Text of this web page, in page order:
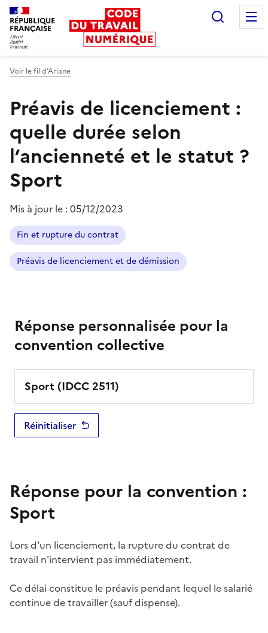
RÉPUBLIQUE
FRANÇAISE
Voir le fil d’Ariane
Préavis de licenciement :
quelle durée selon
l’ancienneté et le statut ?
Sport
Mis à jour le : 05/12/2023
Fin et rupture du contrat
Préavis de licenciement et de démission
Réponse personnalisée pour la
convention collective
Sport (IDCC 2511)
Réinitialiser
Réponse pour la convention :
Sport
Lors d'un licenciement, la rupture du contrat de
travail n'intervient pas immédiatement.
Ce délai constitue le préavis pendant lequel le salarié
continue de travailler (sauf dispense).